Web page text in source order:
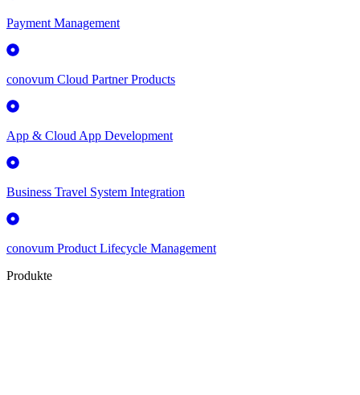
Payment Management
conovum Cloud Partner Products
App & Cloud App Development
Business Travel System Integration
conovum Product Lifecycle Management
Produkte